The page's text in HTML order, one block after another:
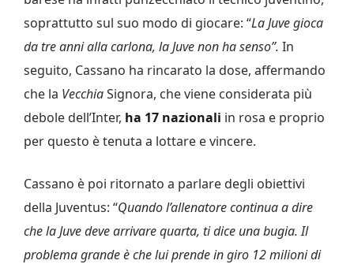
soprattutto sul suo modo di giocare: “La Juve gioca
da tre anni alla carlona, la Juve non ha senso”. In
seguito, Cassano ha rincarato la dose, affermando
che la VecchiaSignora, che viene considerata più
debole dell’Inter, ha 17 nazionali in rosa e proprio
per questo è tenuta a lottare e vincere.
Cassano è poi ritornato a parlare degli obiettivi
della Juventus: “Quando l’allenatore continua a dire
che la Juve deve arrivare quarta, ti dice una bugia. Il
problema grande è che lui prende in giro 12 milioni di